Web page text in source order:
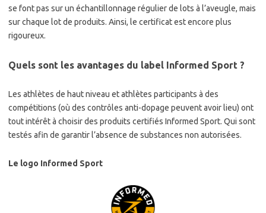
se font pas sur un échantillonnage régulier de lots à l’aveugle, mais
sur chaque lot de produits. Ainsi, le certificat est encore plus
rigoureux.
Quels sont les avantages du label Informed Sport ?
Les athlètes de haut niveau et athlètes participants à des
compétitions (où des contrôles anti-dopage peuvent avoir lieu) ont
tout intérêt à choisir des produits certifiés Informed Sport. Qui sont
testés afin de garantir l’absence de substances non autorisées.
Le logo Informed Sport